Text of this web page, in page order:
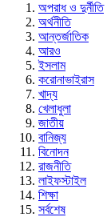
অপরাধ ও দুর্নীতি
অর্থনীতি
আন্তর্জাতিক
আরও
ইসলাম
করোনাভাইরাস
খাদ্য
খেলাধুলা
জাতীয়
বানিজ্য
বিনোদন
রাজনীতি
লাইফস্টাইল
শিক্ষা
সর্বশেষ